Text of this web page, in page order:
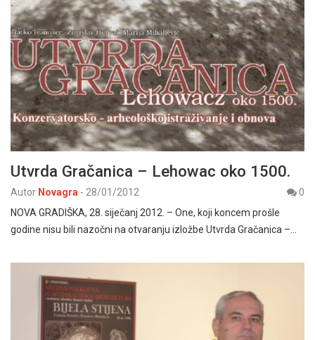
Utvrda Gračanica – Lehowac oko 1500.
Autor Novagra - 28/01/2012
0
NOVA GRADIŠKA, 28. siječanj 2012. – One, koji koncem prošle
godine nisu bili nazočni na otvaranju izložbe Utvrda Gračanica –…